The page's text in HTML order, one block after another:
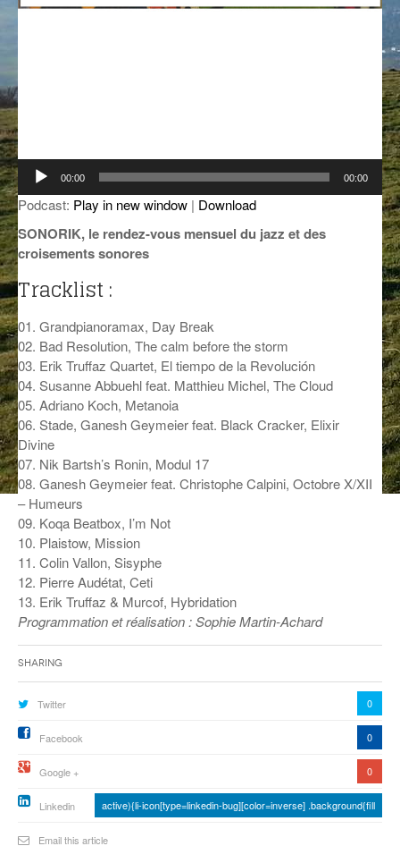
LA SOUTERRAINE
MUSIQUE DES ANTIPODES
THEME FORCE
ZIRCONIUM
ANCIENNES ÉMISSIONS
Lecteur
audio
00:00 00:00
Podcast: Play in new window | Download
SONORIK, le rendez-vous mensuel du jazz et des
croisements sonores
Tracklist :
01. Grandpianoramax, Day Break
02. Bad Resolution, The calm before the storm
03. Erik Truffaz Quartet, El tiempo de la Revolución
04. Susanne Abbuehl feat. Matthieu Michel, The Cloud
05. Adriano Koch, Metanoia
06. Stade, Ganesh Geymeier feat. Black Cracker, Elixir
Divine
07. Nik Bartsh’s Ronin, Modul 17
08. Ganesh Geymeier feat. Christophe Calpini, Octobre X/XII
– Humeurs
09. Koqa Beatbox, I’m Not
10. Plaistow, Mission
11. Colin Vallon, Sisyphe
12. Pierre Audétat, Ceti
13. Erik Truffaz & Murcof, Hybridation
Programmation et réalisation : Sophie Martin-Achard
Sharing
Twitter 0
Facebook 0
Google + 0
Linkedin active){li-icon[type=linkedin-bug][color=inverse] .background{fill
Email this article